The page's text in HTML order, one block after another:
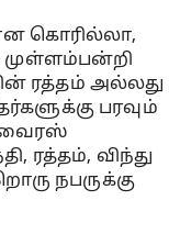
கொரில்லா,
முள்ளம்பன்றி
ரத்தம் அல்லது
பரவும்
வைரஸ்
ரத்தம், விந்து
நபருக்கு